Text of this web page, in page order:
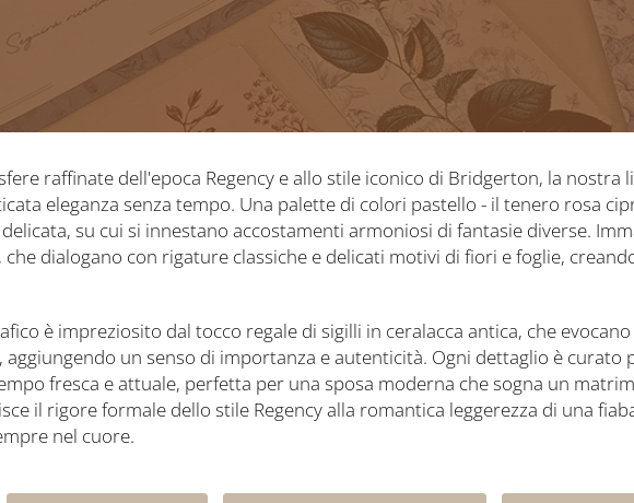
raffinate dell'epoca Regency e allo stile iconico di Bridgerton, la nostra
eleganza senza tempo. Una palette di colori pastello - il tenero rosa
su cui si innestano accostamenti armoniosi di fantasie diverse.
dialogano con rigature classiche e delicati motivi di fiori e foglie,
è impreziosito dal tocco regale di sigilli in ceralacca antica, che
aggiungendo un senso di importanza e autenticità. Ogni dettaglio è curato
fresca e attuale, perfetta per una sposa moderna che sogna un
il rigore formale dello stile Regency alla romantica leggerezza di una
nel cuore.